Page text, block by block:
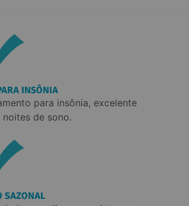
e 5mg?
INSÔNIA
para insônia, excelente
de sono.
SAZONAL